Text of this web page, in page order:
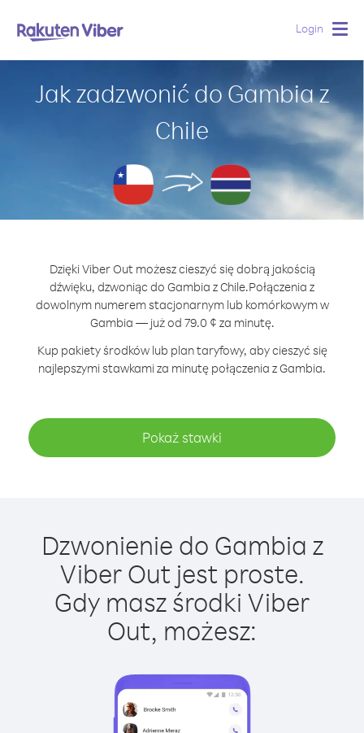
Login
Jak zadzwonić do Gambia z
Chile
Dzięki Viber Out możesz cieszyć się dobrą jakością
dźwięku, dzwoniąc do Gambia z Chile.Połączenia z
dowolnym numerem stacjonarnym lub komórkowym w
Gambia — już od 79.0 ¢ za minutę.
Kup pakiety środków lub plan taryfowy, aby cieszyć się
najlepszymi stawkami za minutę połączenia z Gambia.
Pokaż stawki
Dzwonienie do Gambia z
Viber Out jest proste.
Gdy masz środki Viber
Out, możesz: